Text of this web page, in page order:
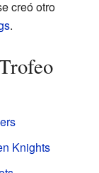
creó otro
.
Knights